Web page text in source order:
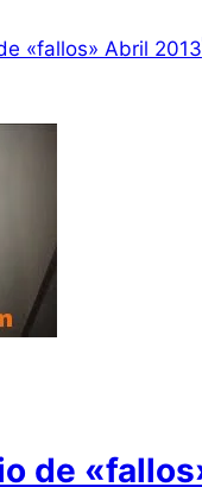
«fallos» Abril 2013
de